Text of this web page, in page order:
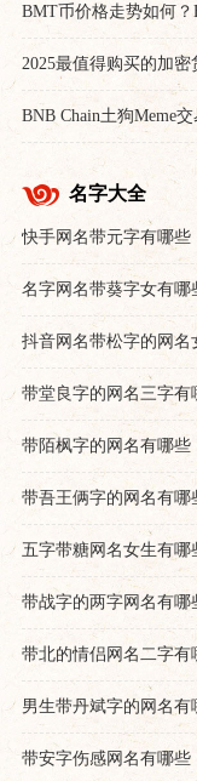
BMT币价格走势如何？
2025最值得购买的加
BNB Chain土狗Meme
名字大全
快手网名带元字有哪些
名字网名带葵字女有哪
抖音网名带松字的网名
带堂良字的网名三字有
带陌枫字的网名有哪些
带吾王俩字的网名有哪
五字带糖网名女生有哪
带战字的两字网名有哪
带北的情侣网名二字有
男生带丹斌字的网名有
带安字伤感网名有哪些